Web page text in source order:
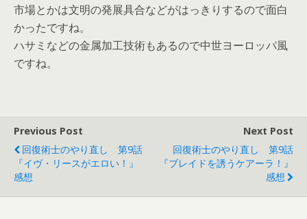
市場とかは文明の発展具合などがはっきりするので面白
かったですね。
ハサミなどの金属加工技術もあるので中世ヨーロッパ風
ですね。
Previous Post
回復術士のやり直し 第9話
『イヴ・リースがエロい！』
感想
Next Post
回復術士のやり直し 第9話
『ブレイドを誘うケアーラ！』
感想